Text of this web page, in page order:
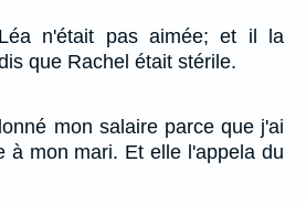
n'était pas aimée; et il la
que Rachel était stérile.
mon salaire parce que j'ai
à mon mari. Et elle l'appela du